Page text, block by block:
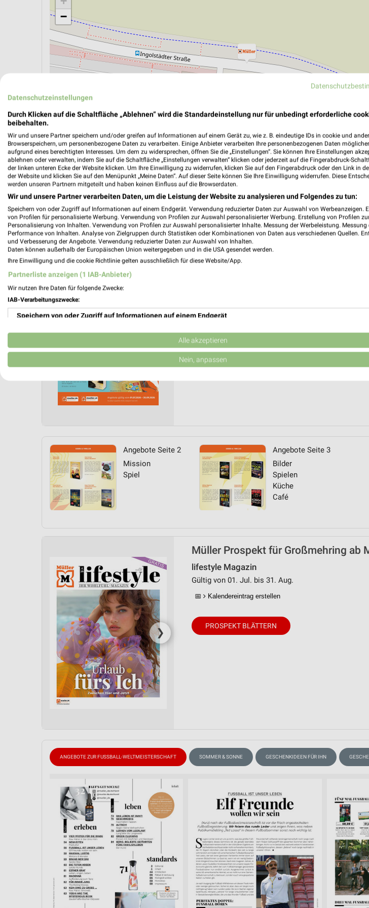
−
Leaflet|
ÖPNV ANZEIGEN LADESÄULEN ANZEIGEN NAVIGATION MIT GOOGLE/
Aktuelle Angebote in dieser Filiale
Anzahl Prospekte: 3
Letztes Prospektupdate: vor 7 Tagen
Müller Prospekt für Großmehring ab
Taschenbücher
Angebote Seite 2
Mission
Spiel
Angebote Seite 3
Bilder
Spielen
Küche
Café
❯
Müller Prospekt für Großmehring ab
lifestyle Magazin
Gültig von 01. Jul. bis 31. Aug.
📅 Kalendereintrag erstellen
PROSPEKT BLÄTTERN
ANGEBOTE ZUR FUSSBALL-WELTMEISTERSCHAFT SOMMER & SONNE GESCHENKIDEEN FÜR IHN
Datenschutzeinstellungen
Durch Klicken auf die Schaltfläche „Ablehnen“ wird die Standardeinstellung nur für unbedingt erforderliche
beibehalten.
Wir und unsere Partner speichern und/oder greifen auf Informationen auf einem Gerät zu, wie z. B. eindeutige IDs in cookie und
Browserspeichern, um personenbezogene Daten zu verarbeiten. Einige Anbieter verarbeiten Ihre personenbezogenen Daten
aufgrund eines berechtigten Interesses. Um dem zu widersprechen, öffnen Sie die „Einstellungen“. Sie können Ihre Einstellungen
ablehnen oder verwalten, indem Sie auf die Schaltfläche „Einstellungen verwalten“ klicken oder jederzeit auf die Fingerabdruck-
der linken unteren Ecke der Website klicken. Um Ihre Einwilligung zu widerrufen, klicken Sie auf den Fingerabdruck oder den Link in
der Website und klicken Sie auf den Menüpunkt „Meine Daten“. Auf dieser Seite können Sie Ihre Einwilligung widerrufen. Diese
werden unseren Partnern mitgeteilt und haben keinen Einfluss auf die Browserdaten.
Wir und unsere Partner verarbeiten Daten, um die Leistung der Website zu analysieren und Folgendes zu tun:
Speichern von oder Zugriff auf Informationen auf einem Endgerät. Verwendung reduzierter Daten zur Auswahl von Werbeanzeigen.
von Profilen für personalisierte Werbung. Verwendung von Profilen zur Auswahl personalisierter Werbung. Erstellung von Profilen
Personalisierung von Inhalten. Verwendung von Profilen zur Auswahl personalisierter Inhalte. Messung der Werbeleistung. Messung
Performance von Inhalten. Analyse von Zielgruppen durch Statistiken oder Kombinationen von Daten aus verschiedenen Quellen.
und Verbesserung der Angebote. Verwendung reduzierter Daten zur Auswahl von Inhalten.
Daten können außerhalb der Europäischen Union weitergegeben und in die USA gesendet werden.
Ihre Einwilligung und die cookie Richtlinie gelten ausschließlich für diese Website/App.
Partnerliste anzeigen (1 IAB-Anbieter)
Wir nutzen Ihre Daten für folgende Zwecke:
IAB-Verarbeitungszwecke:
Speichern von oder Zugriff auf Informationen auf einem Endgerät
Verwendung reduzierter Daten zur Auswahl von Werbeanzeigen
Erstellung von Profilen für personalisierte Werbung
Erstellung von Profilen zur Personalisierung von Inhalten
Messung der Performance von Inhalten
Analyse von Zielgruppen durch Statistiken oder Kombinationen von Daten aus verschiedenen
Entwicklung und Verbesserung der Angebote
Verwendung genauer Standortdaten
Geräte anhand von aktiv angeforderten Informationen identifizieren
Performance
Alle akzeptieren
Nein, anpassen